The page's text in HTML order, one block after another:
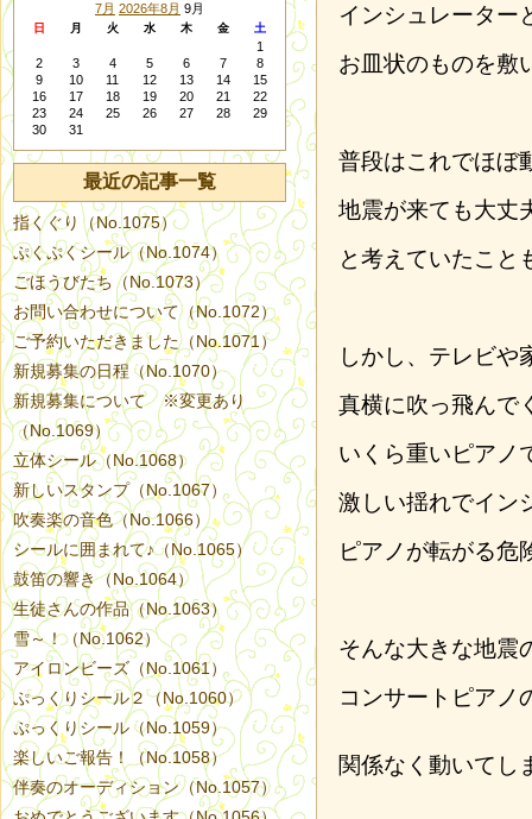
インシュレーター
お皿状のものを敷
普段はこれでほぼ
地震が来ても大丈
と考えていたこと
しかし、テレビや
真横に吹っ飛んで
いくら重いピアノ
激しい揺れでイン
ピアノが転がる危
そんな大きな地震
コンサートピアノ
関係なく動いてし
7月 2026年8月 9月
日 月 火 水 木 金 土
1
2
3 4 5 6 7
8
9
10 11 12 13 14
15
16
17 18 19 20 21
22
23
24 25 26 27 28
29
30
31
最近の記事一覧
指くぐり（No.1075）
ぷくぷくシール（No.1074）
ごほうびたち（No.1073）
お問い合わせについて（No.1072）
ご予約いただきました（No.1071）
新規募集の日程（No.1070）
新規募集について ※変更あり
（No.1069）
立体シール（No.1068）
新しいスタンプ（No.1067）
吹奏楽の音色（No.1066）
シールに囲まれて♪（No.1065）
鼓笛の響き（No.1064）
生徒さんの作品（No.1063）
雪～！（No.1062）
アイロンビーズ（No.1061）
ぷっくりシール２（No.1060）
ぷっくりシール（No.1059）
楽しいご報告！（No.1058）
伴奏のオーディション（No.1057）